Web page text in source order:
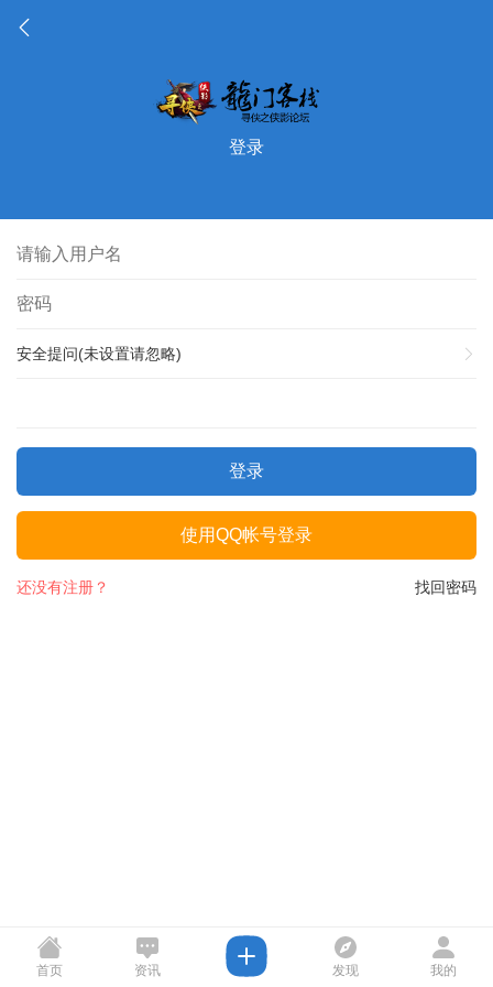
登录
安全提问(未设置请忽略)
登录
使用QQ帐号登录
找回密码
还没有注册？
首页 资讯 发现 我的